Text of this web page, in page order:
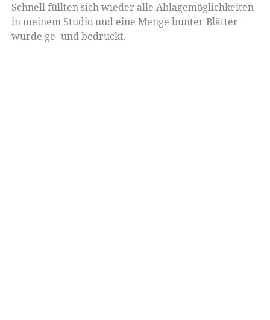
Schnell füllten sich wieder alle Ablagemöglichkeiten
in meinem Studio und eine Menge bunter Blätter
wurde ge- und bedruckt.